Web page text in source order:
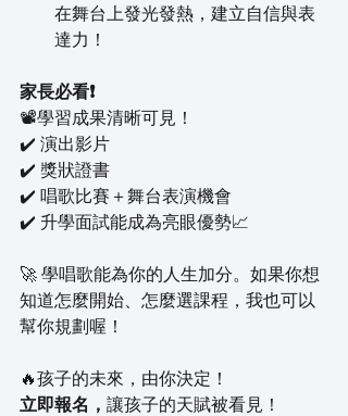
在舞台上發光發熱，建立自信與表
達力！
家長必看❗
📽️學習成果清晰可見！
✔️ 演出影片
✔️ 獎狀證書
✔️ 唱歌比賽＋舞台表演機會
✔️ 升學面試能成為亮眼優勢📈
🚀 學唱歌能為你的人生加分。如果你想
知道怎麼開始、怎麼選課程，我也可以
幫你規劃喔！
🔥孩子的未來，由你決定！
立即報名， 讓孩子的天賦被看見！